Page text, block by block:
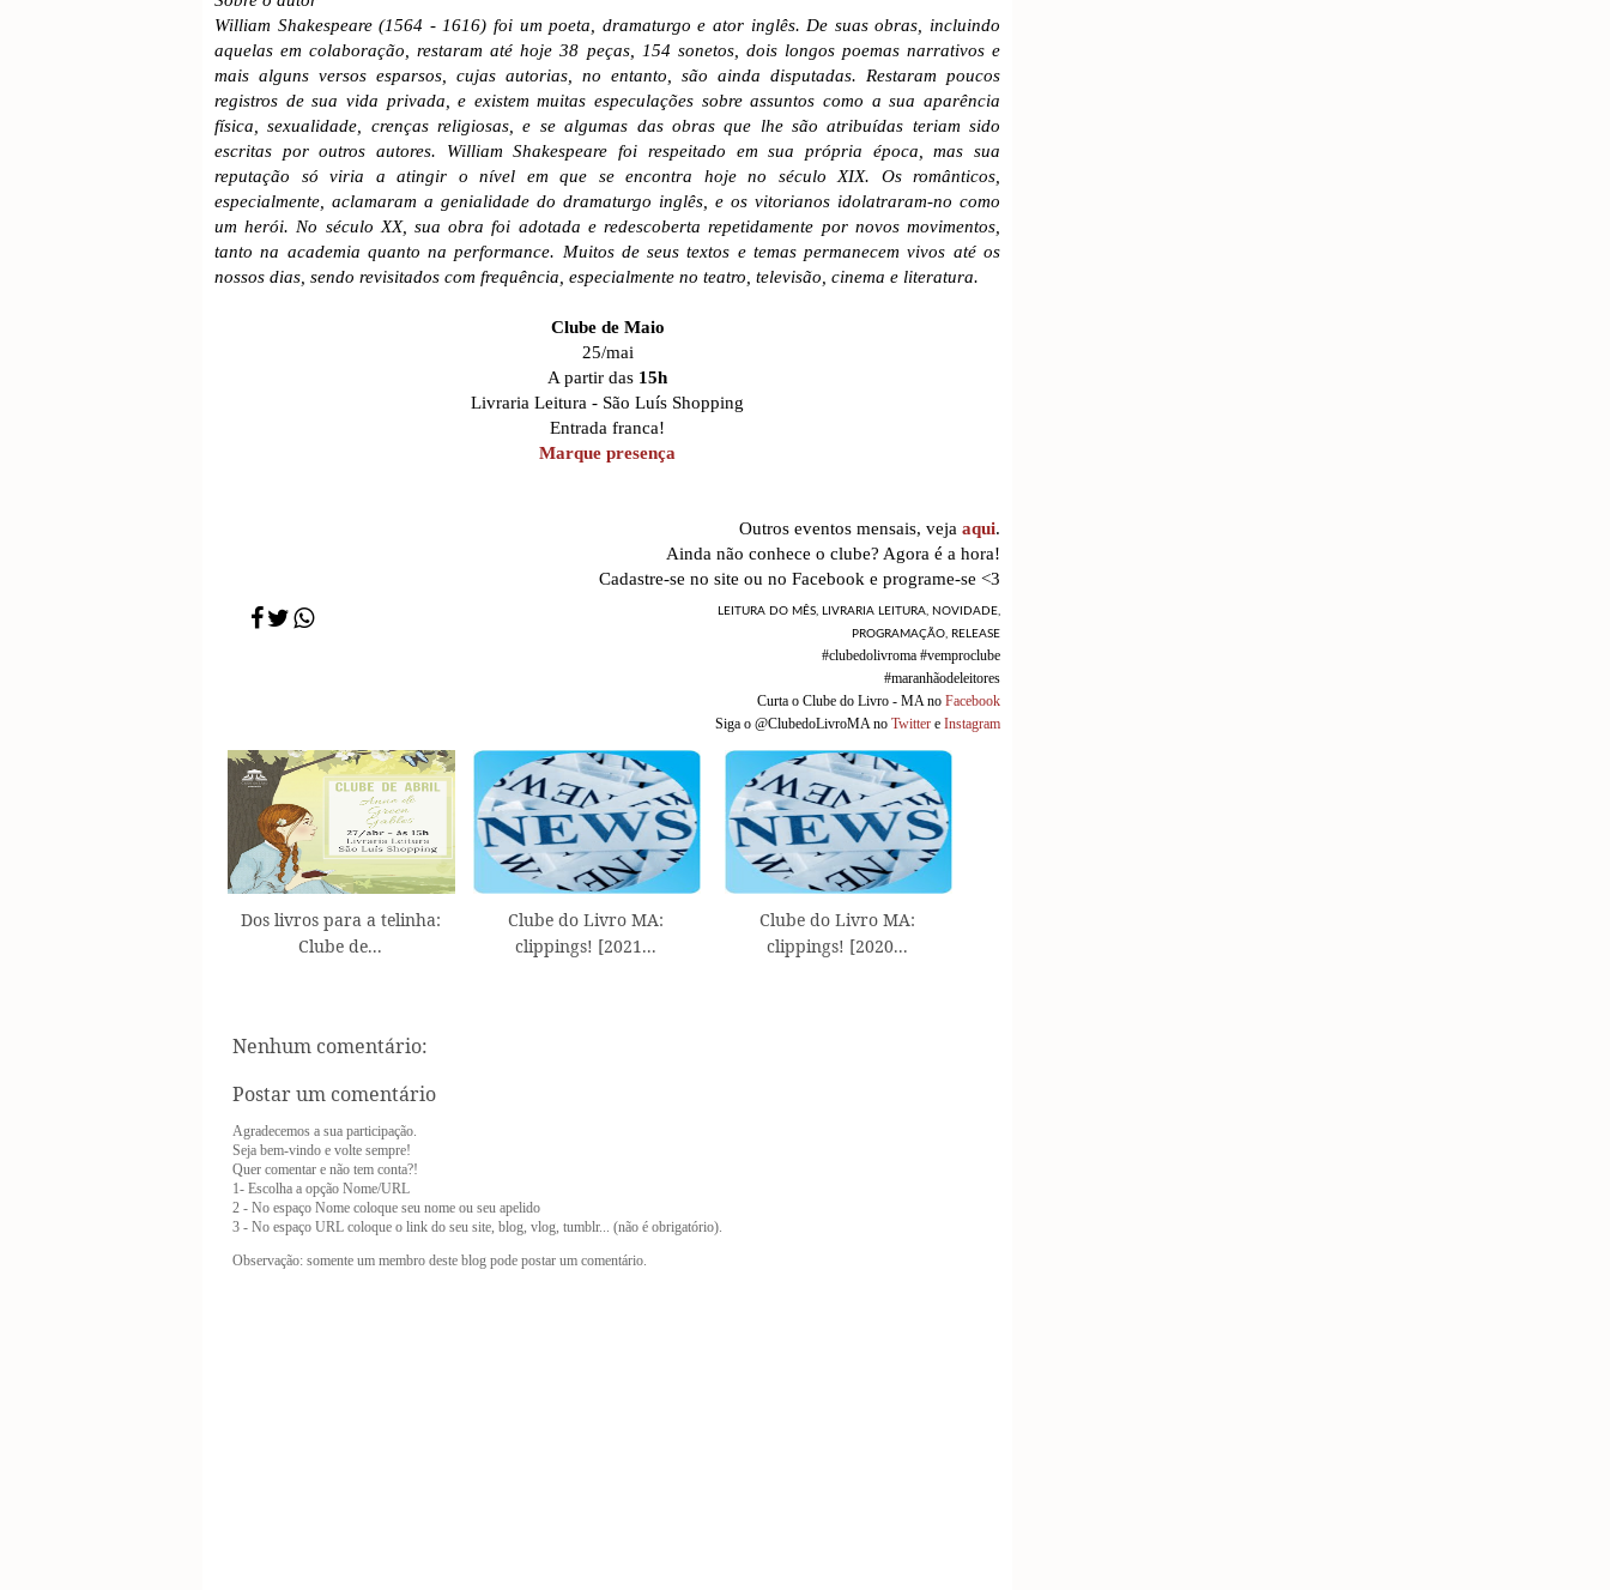
William Shakespeare (1564 - 1616) foi um poeta, dramaturgo e ator inglês. De suas obras, incluindo
aquelas em colaboração, restaram até hoje 38 peças, 154 sonetos, dois longos poemas narrativos e
mais alguns versos esparsos, cujas autorias, no entanto, são ainda disputadas. Restaram poucos
registros de sua vida privada, e existem muitas especulações sobre assuntos como a sua aparência
física, sexualidade, crenças religiosas, e se algumas das obras que lhe são atribuídas teriam sido
escritas por outros autores. William Shakespeare foi respeitado em sua própria época, mas sua
reputação só viria a atingir o nível em que se encontra hoje no século XIX. Os românticos,
especialmente, aclamaram a genialidade do dramaturgo inglês, e os vitorianos idolatraram-no como
um herói. No século XX, sua obra foi adotada e redescoberta repetidamente por novos movimentos,
tanto na academia quanto na performance. Muitos de seus textos e temas permanecem vivos até os
nossos dias, sendo revisitados com frequência, especialmente no teatro, televisão, cinema e literatura.
Clube de Maio
25/mai
A partir das 15h
Livraria Leitura - São Luís Shopping
Entrada franca!
Marque presença
Outros eventos mensais, veja aqui.
Ainda não conhece o clube? Agora é a hora!
Cadastre-se no site ou no Facebook e programe-se <3
LEITURA DO MÊS LIVRARIA LEITURA NOVIDADE
PROGRAMAÇÃO RELEASE
#clubedolivroma #vemproclube
#maranhãodeleitores
Curta o Clube do Livro - MA no Facebook
Siga o @ClubedoLivroMA no Twitter e Instagram
Dos livros para a telinha:
Clube de...
Clube do Livro MA:
clippings! [2021...
Clube do Livro MA:
clippings! [2020...
Nenhum comentário:
Postar um comentário
Agradecemos a sua participação.
Seja bem-vindo e volte sempre!
Quer comentar e não tem conta?!
1- Escolha a opção Nome/URL
2 - No espaço Nome coloque seu nome ou seu apelido
3 - No espaço URL coloque o link do seu site, blog, vlog, tumblr... (não é obrigatório).
Observação: somente um membro deste blog pode postar um comentário.